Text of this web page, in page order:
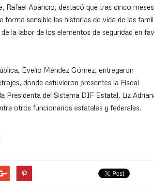
Rafael Aparicio, destacó que tras cinco meses
sensible las historias de vida de las
la labor de los elementos de seguridad en
Evelio Méndez Gómez, entregaron
donde estuvieron presentes la Fiscal
Presidenta del Sistema DIF Estatal, Liz
otros funcionarios estatales y federales.